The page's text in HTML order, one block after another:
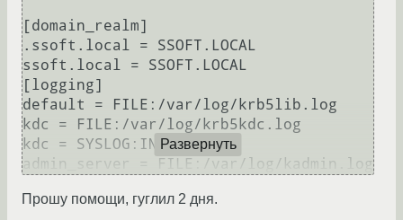
[domain_realm]
.ssoft.local = SSOFT.LOCAL
ssoft.local = SSOFT.LOCAL
[logging]
default = FILE:/var/log/krb5lib.log
kdc = FILE:/var/log/krb5kdc.log
kdc = SYSLOG:INFO AEMON
admin_server = FILE:/var/log/kadmin.log
Развернуть
Прошу помощи, гуглил 2 дня.